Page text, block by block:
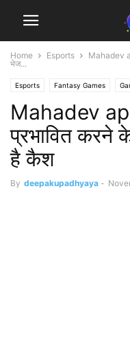
Home Esports
Mahadev
भेज...
Esports Fantasy Games
Mahadev
प्रभावित करने
है कैश
By deepakupadhyaya -